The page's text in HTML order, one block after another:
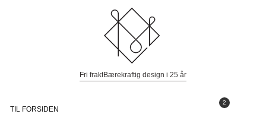
Fri fraktBærekraftig design i 25 år
2
TIL FORSIDEN